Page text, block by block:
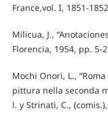
France,vol. I, 1851-
Milicua, J.,
Florencia, 1954, pp. 5-
Mochi Onori, L.,
pittura nella seconda
l. y Strinati, C.,